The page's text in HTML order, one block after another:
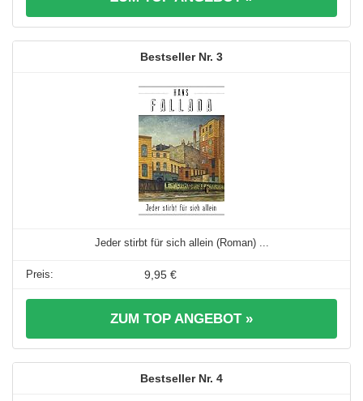
3
Jeder stirbt für sich allein (Roman) ...
9,95 €
ZUM TOP ANGEBOT »
4